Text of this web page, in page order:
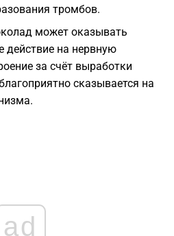
тромбов.
может оказывать
действие на нервную
за счёт выработки
сказывается на
ad